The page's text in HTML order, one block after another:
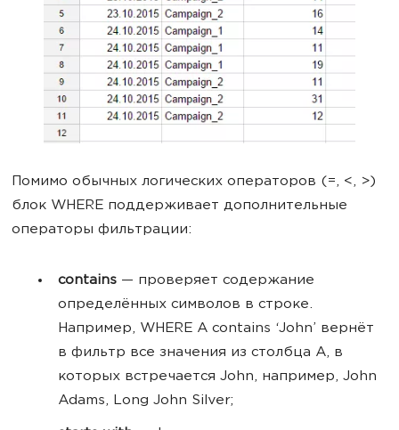
Помимо обычных логических операторов (=, <, >)
блок WHERE поддерживает дополнительные
операторы фильтрации:
contains — проверяет содержание
определённых символов в строке.
Например, WHERE A contains ‘John’ вернёт
в фильтр все значения из столбца A, в
которых встречается John, например, John
Adams, Long John Silver;